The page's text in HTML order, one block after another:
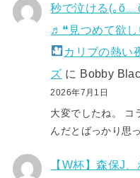
秒で泣ける(⁠｡⁠
♬❝見つめて欲し
カリブの熱い
ズ に Bobby
2026年7月1日
大変でしたね。 コ
んだとばっかり思
【W杯】森保J